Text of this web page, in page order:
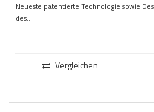
Neueste patentierte Technologie sowie
des...
Vergleichen